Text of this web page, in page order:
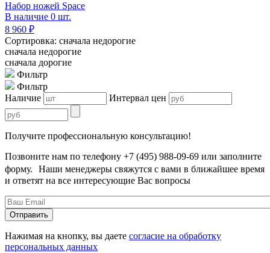
Набор ножей Space
В наличие 0 шт.
8 960 ₽
Сортировка: сначала недорогие
сначала недорогие
сначала дорогие
Фильтр
Фильтр
Наличие
Интервал цен
Получите профессиональную консультацию!
Позвоните нам по телефону +7 (495) 988-09-69 или заполните
форму. Наши менеджеры свяжутся с вами в ближайшее время
и ответят на все интересующие Вас вопросы
Нажимая на кнопку, вы даете согласие на обработку
персональных данных